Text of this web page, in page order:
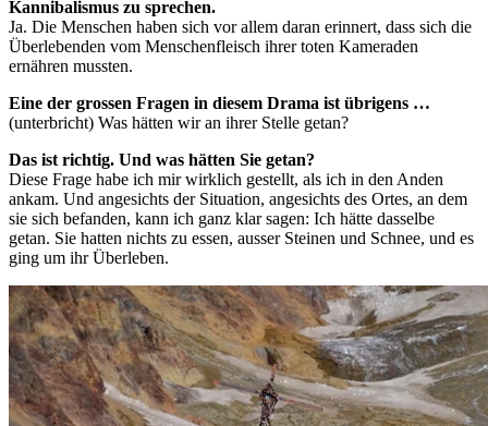
Kannibalismus zu sprechen.
Ja. Die Menschen haben sich vor allem daran erinnert, dass sich die
Überlebenden vom Menschenfleisch ihrer toten Kameraden
ernähren mussten.
Eine der grossen Fragen in diesem Drama ist übrigens …
(unterbricht) Was hätten wir an ihrer Stelle getan?
Das ist richtig. Und was hätten Sie getan?
Diese Frage habe ich mir wirklich gestellt, als ich in den Anden
ankam. Und angesichts der Situation, angesichts des Ortes, an dem
sie sich befanden, kann ich ganz klar sagen: Ich hätte dasselbe
getan. Sie hatten nichts zu essen, ausser Steinen und Schnee, und es
ging um ihr Überleben.